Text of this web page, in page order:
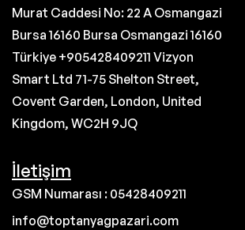
Murat Caddesi No: 22 A Osmangazi
Bursa 16160 Bursa Osmangazi 16160
Türkiye +905428409211 Vizyon
Smart Ltd 71-75 Shelton Street,
Covent Garden, London, United
Kingdom, WC2H 9JQ
İletişim
GSM Numarası : 05428409211
info@toptanyagpazari.com